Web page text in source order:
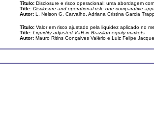
Título: Disclosure e risco operacional: uma abordagem
Title: Disclosure and operational risk: one comparative
Autor: L. Nelson G. Carvalho, Adriana Cristina Garcia
Título: Valor em risco ajustado pela liquidez aplicado no
Title: Liquidity adjusted VaR in Brazilian equity markets
Autor: Mauro Ritins Gonçalves Valério e Luiz Felipe